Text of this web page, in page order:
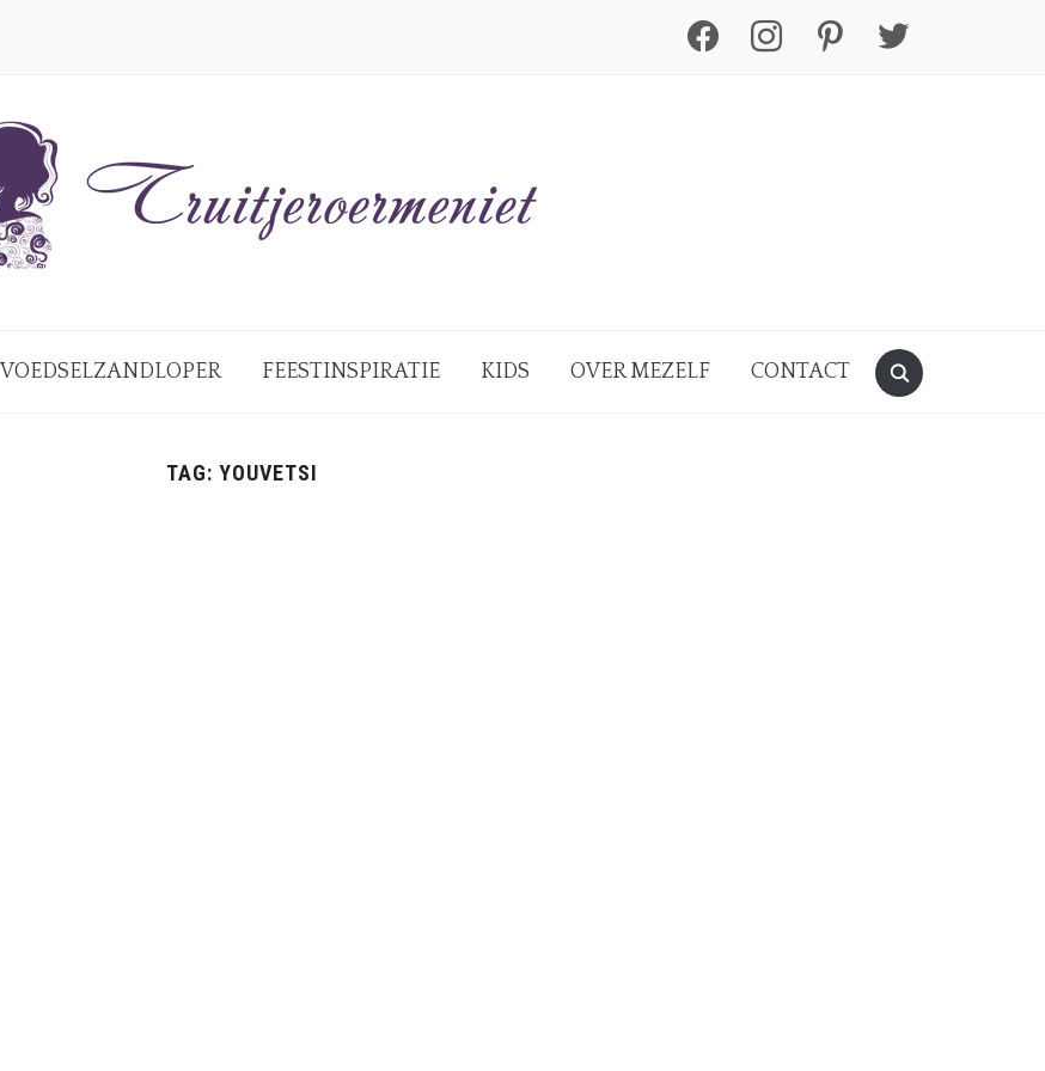
facebook instagram pinterest twitter
VOEDSELZANDLOPER FEESTINSPIRATIE KIDS OVER MEZELF CONTACT
TAG: YOUVETSI